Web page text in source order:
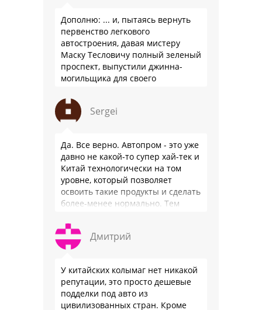
Дополню: ... и, пытаясь вернуть
первенство легкового
автостроения, давая мистеру
Маску Тесловичу полный зеленый
проспект, выпустили джинна-
могильщика для своего
Sergei
Да. Все верно. Автопром - это уже
давно не какой-то супер хай-тек и
Китай технологически на том
уровне, который позволяет
освоить такие продукты и сделать
более-менее нормально. Тем
Дмитрий
У китайских колымаг нет никакой
репутации, это просто дешевые
подделки под авто из
цивилизованных стран. Кроме